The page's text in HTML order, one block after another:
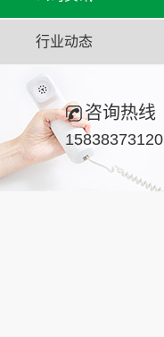
行业动态
咨询热线
15838373120